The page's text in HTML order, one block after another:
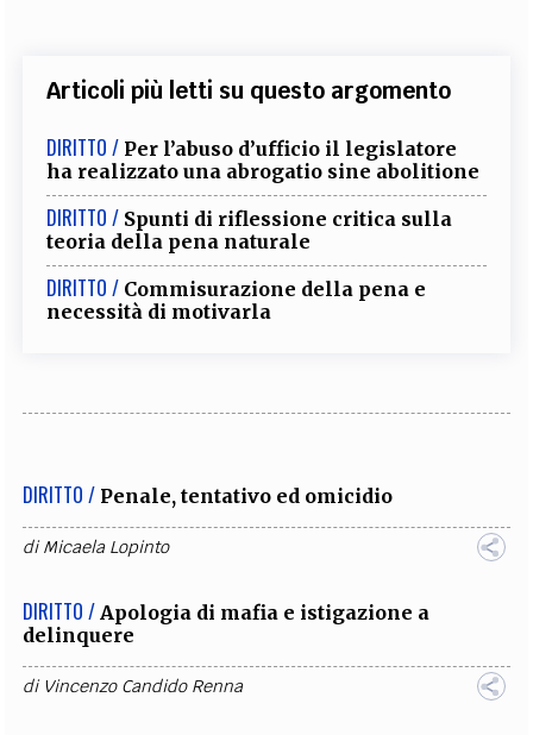
Articoli più letti su questo argomento
DIRITTO / Per l’abuso d’ufficio il legislatore
ha realizzato una abrogatio sine abolitione
DIRITTO / Spunti di riflessione critica sulla
teoria della pena naturale
DIRITTO / Commisurazione della pena e
necessità di motivarla
DIRITTO / Penale, tentativo ed omicidio
diMicaela Lopinto
DIRITTO / Apologia di mafia e istigazione a
delinquere
di Vincenzo Candido Renna